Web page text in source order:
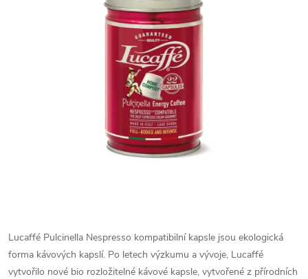
Lucaffé Pulcinella Nespresso kompatibilní kapsle jsou ekologická
forma kávových kapslí. Po letech výzkumu a vývoje, Lucaffé
vytvořilo nové bio rozložitelné kávové kapsle, vytvořené z přírodních